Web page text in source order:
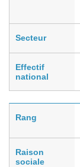
Secteur
Effectif
national
Rang
Raison
sociale